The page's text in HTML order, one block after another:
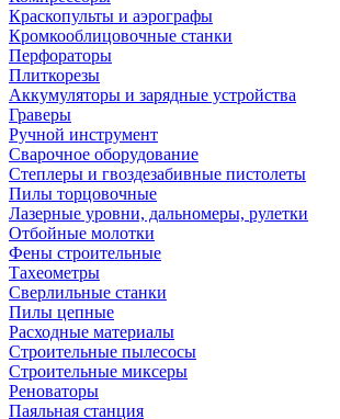
Краскопульты и аэрографы
Кромкооблицовочные станки
Перфораторы
Плиткорезы
Аккумуляторы и зарядные устройства
Граверы
Ручной инструмент
Сварочное оборудование
Степлеры и гвоздезабивные пистолеты
Пилы торцовочные
Лазерные уровни, дальномеры, рулетки
Отбойные молотки
Фены строительные
Тахеометры
Сверлильные станки
Пилы цепные
Расходные материалы
Строительные пылесосы
Строительные миксеры
Реноваторы
Паяльная станция